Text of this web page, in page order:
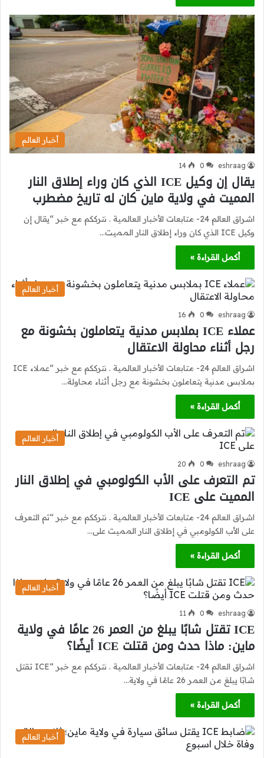
أخبار العالم
eshraag
0
14
يقال إن وكيل ICE الذي كان وراء إطلاق النار
المميت في ولاية ماين كان له تاريخ مضطرب
اشراق العالم 24- متابعات الأخبار العالمية . نترككم مع خبر “يقال إن
وكيل ICE الذي كان وراء إطلاق النار المميت…
أكمل القراءة »
أخبار العالم
eshraag
0
16
عملاء ICE بملابس مدنية يتعاملون بخشونة مع
رجل أثناء محاولة الاعتقال
اشراق العالم 24- متابعات الأخبار العالمية . نترككم مع خبر “عملاء ICE
بملابس مدنية يتعاملون بخشونة مع رجل أثناء محاولة…
أكمل القراءة »
أخبار العالم
eshraag
0
20
تم التعرف على الأب الكولومبي في إطلاق النار
المميت على ICE
اشراق العالم 24- متابعات الأخبار العالمية . نترككم مع خبر “تم التعرف
على الأب الكولومبي في إطلاق النار المميت على…
أكمل القراءة »
أخبار العالم
eshraag
0
11
ICE تقتل شابًا يبلغ من العمر 26 عامًا في ولاية
ماين: ماذا حدث ومن قتلت ICE أيضًا؟
اشراق العالم 24- متابعات الأخبار العالمية . نترككم مع خبر “ICE تقتل
شابًا يبلغ من العمر 26 عامًا في ولاية…
أكمل القراءة »
أخبار العالم